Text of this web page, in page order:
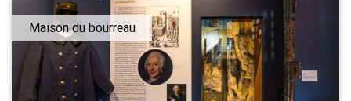
Maison du bourreau